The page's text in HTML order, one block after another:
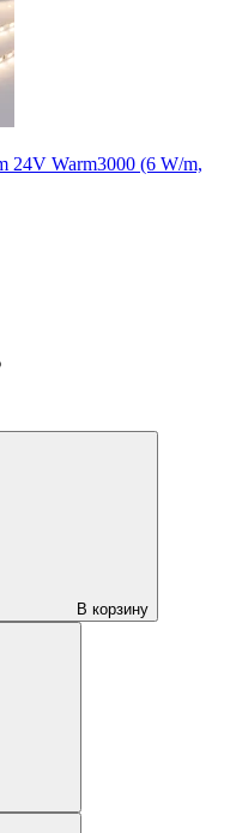
24V Warm3000 (6 W/m,
В корзину